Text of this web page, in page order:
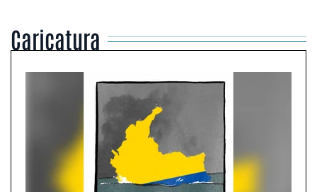
Caricatura